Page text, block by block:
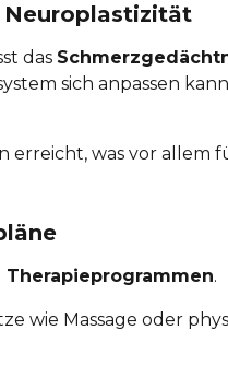
das
sich anpassen
was vor allem
.
wie Massage oder